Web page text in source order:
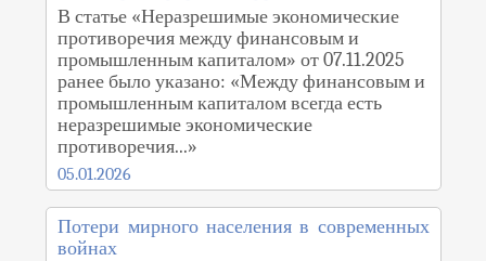
В статье «Неразрешимые экономические
противоречия между финансовым и
промышленным капиталом» от 07.11.2025
ранее было указано: «Между финансовым и
промышленным капиталом всегда есть
неразрешимые экономические
противоречия...»
05.01.2026
Потери мирного населения в современных
войнах